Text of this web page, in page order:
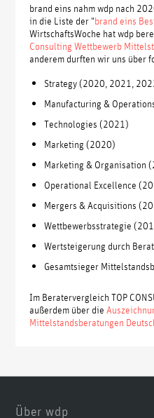
brand eins nahm wdp nach
in die Liste der "brand eins
WirtschaftsWoche hat wdp
Consulting Wettbewerb
anderem durften wir uns über
Strategy (2020, 2021,
Manufacturing &
Technologies (2021)
Marketing (2020)
Marketing & Organisation
Operational Excellence
Mergers & Acquisitions
Wettbewerbsstrategie
Wertsteigerung durch
Gesamtsieger
Im Beratervergleich TOP
außerdem über die
Mittelstandsberatungen
Über wdp